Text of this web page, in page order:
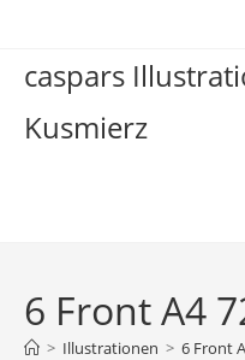
springen
caspars
Kusmierz
6 Front A4
> Illustrationen > 6 Front